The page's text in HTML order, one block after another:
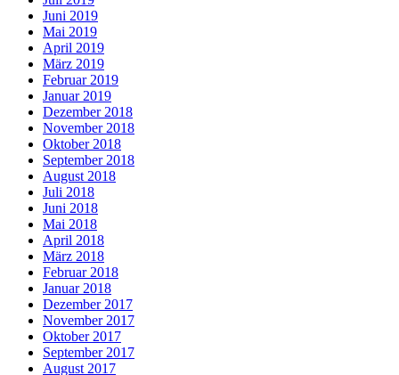
Juni 2019
Mai 2019
April 2019
März 2019
Februar 2019
Januar 2019
Dezember 2018
November 2018
Oktober 2018
September 2018
August 2018
Juli 2018
Juni 2018
Mai 2018
April 2018
März 2018
Februar 2018
Januar 2018
Dezember 2017
November 2017
Oktober 2017
September 2017
August 2017